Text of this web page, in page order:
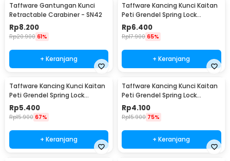
Taffware Gantungan Kunci
Retractable Carabiner - SN42
Rp8.200
Rp20.900 61%
+ Keranjang
Taffware Kancing Kunci Kaitan
Peti Grendel Spring Lock
Stainless Steel XL - J107
Rp6.400
Rp17.900 65%
+ Keranjang
Taffware Kancing Kunci Kaitan
Peti Grendel Spring Lock
Stainless Steel L - J107
Rp5.400
Rp15.900 67%
+ Keranjang
Taffware Kancing Kunci Kaitan
Peti Grendel Spring Lock
Stainless Steel M - J107
Rp4.100
Rp15.900 75%
+ Keranjang